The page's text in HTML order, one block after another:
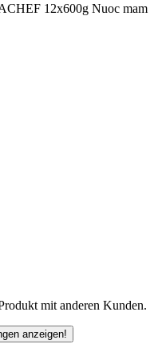
12x600g Nuoc mam
mit anderen Kunden.
anzeigen!